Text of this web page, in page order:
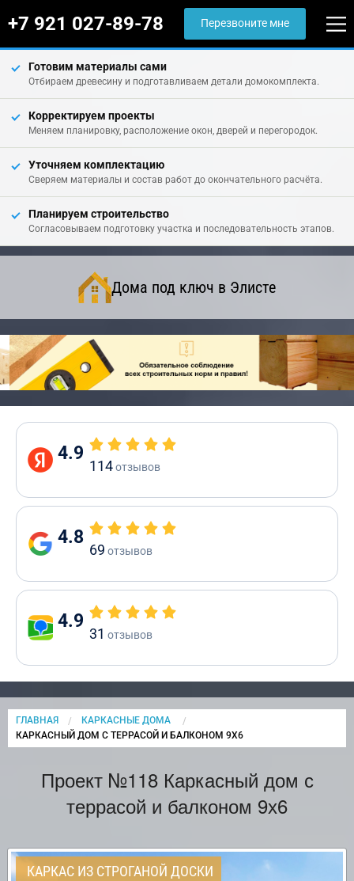
+7 921 027-89-78 Перезвоните мне
Готовим материалы сами
Отбираем древесину и подготавливаем детали домокомплекта.
Корректируем проекты
Меняем планировку, расположение окон, дверей и перегородок.
Уточняем комплектацию
Сверяем материалы и состав работ до окончательного расчёта.
Планируем строительство
Согласовываем подготовку участка и последовательность этапов.
Дома под ключ в Элисте
4.9
114отзывов
4.8
69 отзывов
4.9
31 отзывов
ГЛАВНАЯ
КАРКАСНЫЕ ДОМА
CURRENT:
КАРКАСНЫЙ ДОМ С ТЕРРАСОЙ И БАЛКОНОМ 9Х6
Проект №118 Каркасный дом с
террасой и балконом 9х6
КАРКАС ИЗ СТРОГАНОЙ ДОСКИ